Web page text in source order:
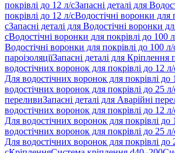
покрівлі до 12 л/сЗапасні деталі для
покрівлі до 12 л/сВодостічні воронки для
сЗапасні деталі для Водостічні воронки
сВодостічні воронки для покрівлі до 100
Водостічні воронки для покрівлі до 100 л/
пароізоляціїЗапасні деталі для Кріплення
водостічних воронок для покрівлі до 12 л/
Для водостічних воронок для покрівлі до
водостічних воронок для покрівлі до 25 л/
переливиЗапасні деталі для Аварійні
водостічних воронок для покрівлі до 12 л/
Для водостічних воронок для покрівлі до
водостічних воронок для покрівлі до 25 л/
Для водостічних воронок для покрівлі до